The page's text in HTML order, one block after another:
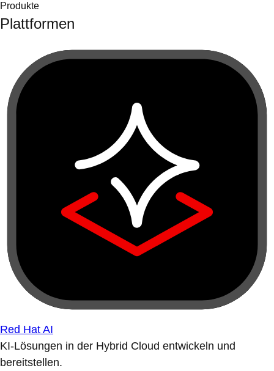
Produkte
Plattformen
Red Hat AI
KI-Lösungen in der Hybrid Cloud entwickeln und
bereitstellen.